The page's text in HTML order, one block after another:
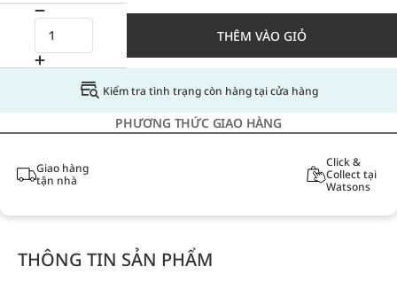
THÊM VÀO GIỎ
Kiểm tra tình trạng còn hàng tại cửa hàng
PHƯƠNG THỨC GIAO HÀNG
Giao hàng
tận nhà
Click &
Collect tại
Watsons
THÔNG TIN SẢN PHẨM